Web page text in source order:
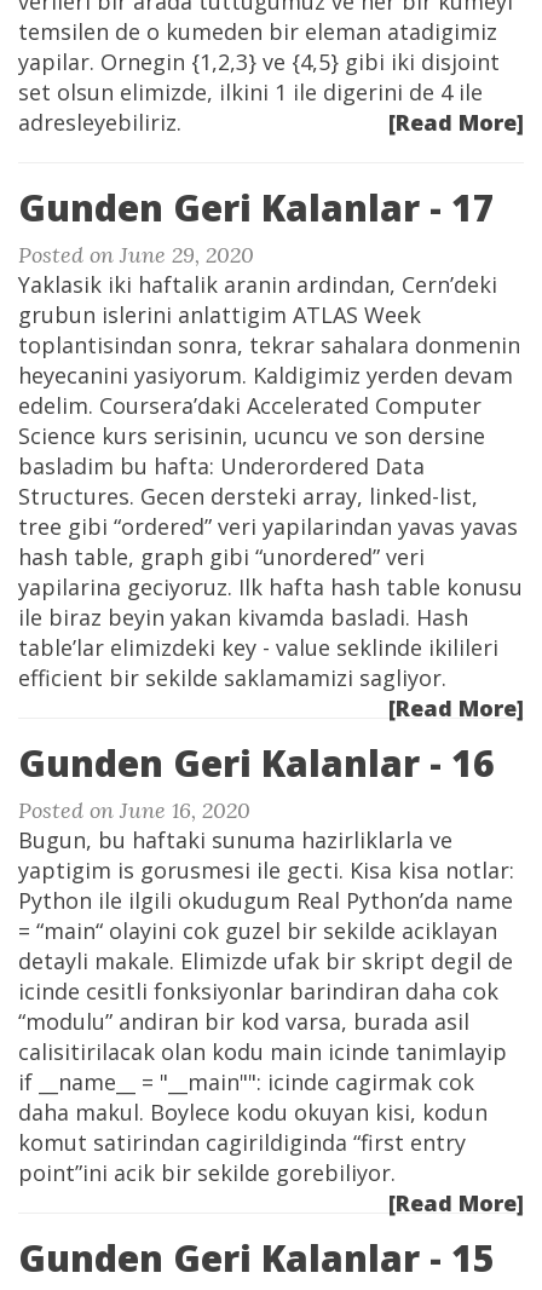
temsilen de o kumeden bir eleman atadigimiz
yapilar. Ornegin {1,2,3} ve {4,5} gibi iki disjoint
set olsun elimizde, ilkini 1 ile digerini de 4 ile
adresleyebiliriz.
[Read More]
Gunden Geri Kalanlar - 17
Posted on June 29, 2020
Yaklasik iki haftalik aranin ardindan, Cern’deki
grubun islerini anlattigim ATLAS Week
toplantisindan sonra, tekrar sahalara donmenin
heyecanini yasiyorum. Kaldigimiz yerden devam
edelim. Coursera’daki Accelerated Computer
Science kurs serisinin, ucuncu ve son dersine
basladim bu hafta: Underordered Data
Structures. Gecen dersteki array, linked-list,
tree gibi “ordered” veri yapilarindan yavas yavas
hash table, graph gibi “unordered” veri
yapilarina geciyoruz. Ilk hafta hash table konusu
ile biraz beyin yakan kivamda basladi. Hash
table’lar elimizdeki key - value seklinde ikilileri
efficient bir sekilde saklamamizi sagliyor.
[Read More]
Gunden Geri Kalanlar - 16
Posted on June 16, 2020
Bugun, bu haftaki sunuma hazirliklarla ve
yaptigim is gorusmesi ile gecti. Kisa kisa notlar:
Python ile ilgili okudugum Real Python’da name
= “main“ olayini cok guzel bir sekilde aciklayan
detayli makale. Elimizde ufak bir skript degil de
icinde cesitli fonksiyonlar barindiran daha cok
“modulu” andiran bir kod varsa, burada asil
calisitirilacak olan kodu main icinde tanimlayip
if __name__ = "__main"": icinde cagirmak cok
daha makul. Boylece kodu okuyan kisi, kodun
komut satirindan cagirildiginda “first entry
point”ini acik bir sekilde gorebiliyor.
[Read More]
Gunden Geri Kalanlar - 15